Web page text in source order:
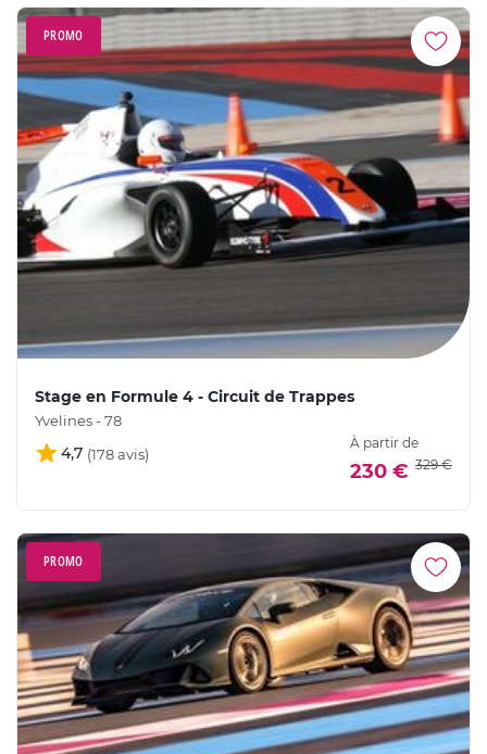
PROMO
Stage en Formule 4 - Circuit de Trappes
Yvelines - 78
4,7
À partir de
230 € 329 €
PROMO